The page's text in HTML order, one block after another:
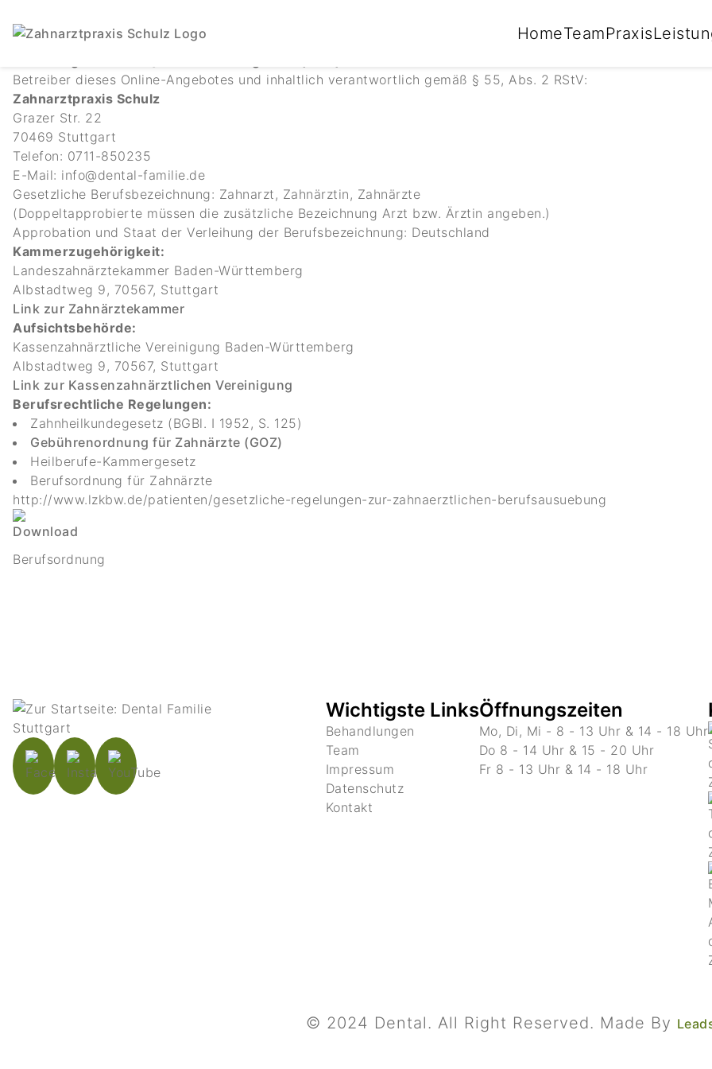
HomeTeamPraxis
Impressum
Betreiber dieses Online-Angebotes und inhaltlich verantwortlich gemäß § 55, Abs. 2 RStV:
Zahnarztpraxis Schulz
Grazer Str. 22
70469 Stuttgart
Telefon: 0711-850235
E-Mail: info@dental-familie.de
Gesetzliche Berufsbezeichnung: Zahnarzt, Zahnärztin, Zahnärzte
(Doppeltapprobierte müssen die zusätzliche Bezeichnung Arzt bzw. Ärztin angeben.)
Approbation und Staat der Verleihung der Berufsbezeichnung: Deutschland
Kammerzugehörigkeit:
Landeszahnärztekammer Baden-Württemberg
Albstadtweg 9, 70567, Stuttgart
Link zur Zahnärztekammer
Aufsichtsbehörde:
Kassenzahnärztliche Vereinigung Baden-Württemberg
Albstadtweg 9, 70567, Stuttgart
Link zur Kassenzahnärztlichen Vereinigung
Berufsrechtliche Regelungen:
Zahnheilkundegesetz (BGBl. I 1952, S. 125)
Gebührenordnung für Zahnärzte (GOZ)
Heilberufe-Kammergesetz
Berufsordnung für Zahnärzte
http://www.lzkbw.de/patienten/gesetzliche-regelungen-zur-zahnaerztlichen-berufsausuebung
Berufsordnung
Wichtigste Links
Behandlungen
Team
Impressum
Datenschutz
Kontakt
Öffnungszeiten
Mo, Di, Mi - 8 - 13 Uhr & 14 - 18 Uhr
Do 8 - 14 Uhr & 15 - 20 Uhr
Fr 8 - 13 Uhr & 14 - 18 Uhr
© 2024 Dental. All Right Reserved. Made By